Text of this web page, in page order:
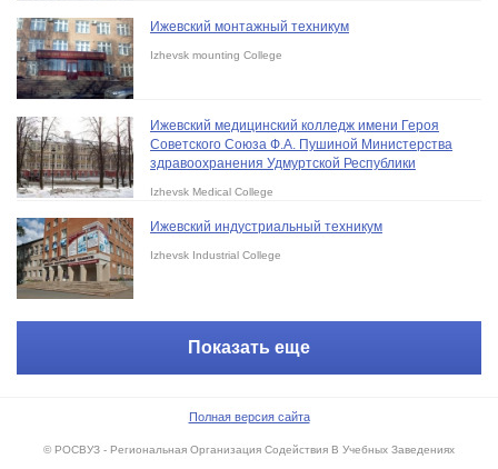
Ижевский монтажный техникум
Izhevsk mounting College
Ижевский медицинский колледж имени Героя
Советского Союза Ф.А. Пушиной Министерства
здравоохранения Удмуртской Республики
Izhevsk Medical College
Ижевский индустриальный техникум
Izhevsk Industrial College
Показать еще
Полная версия сайта
© РОСВУЗ - Региональная Организация Содействия В Учебных Заведениях